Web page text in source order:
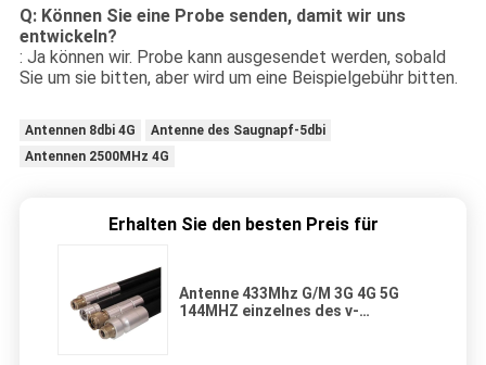
Q: Können Sie eine Probe senden, damit wir uns
entwickeln?
: Ja können wir. Probe kann ausgesendet werden, sobald
Sie um sie bitten, aber wird um eine Beispielgebühr bitten.
Antennen 8dbi 4G
Antenne des Saugnapf-5dbi
Antennen 2500MHz 4G
Erhalten Sie den besten Preis für
Antenne 433Mhz G/M 3G 4G 5G
144MHZ einzelnes des v-